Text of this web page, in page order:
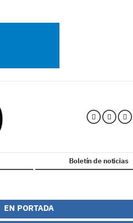
Boletín de noticias
EN PORTADA